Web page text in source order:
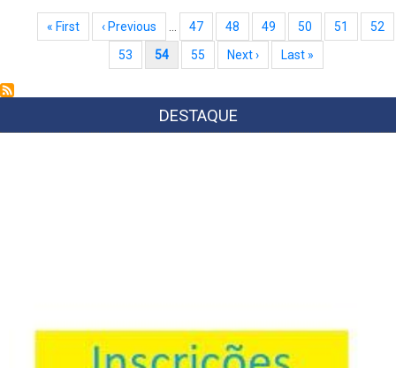
Paginação
Primeira página
« First Página anterior
‹ Previous Page
47 Page
48 Page
49 Page
50 Page
51
52
Page
53 Página atual
54 Page
55 Próxima página
Next › Última página
Last »
DESTAQUE